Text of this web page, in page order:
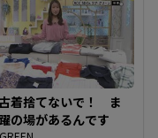
着捨てないで！ ま
の場があるんです